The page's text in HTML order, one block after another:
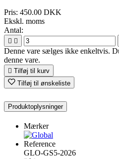
Pris: 450.00 DKK
Ekskl. moms
Antal:
 
Denne vare sælges ikke enkeltvis.
denne vare.
 Tilføj til kurv
Tilføj til ønskeliste
Produktoplysninger
Mærker
Reference
GLO-GS5-2026